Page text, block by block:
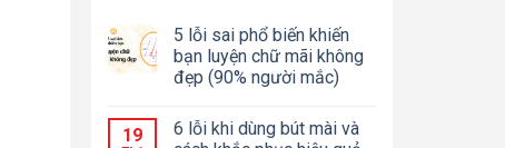
5 lỗi sai phổ biến khiến
bạn luyện chữ mãi không
đẹp (90% người mắc)
19
6 lỗi khi dùng bút mài và